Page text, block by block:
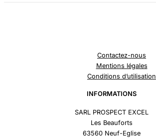
Contactez-nous
Mentions légales
Conditions d’utilisation
INFORMATIONS
SARL PROSPECT EXCEL
Les Beauforts
63560 Neuf-Eglise